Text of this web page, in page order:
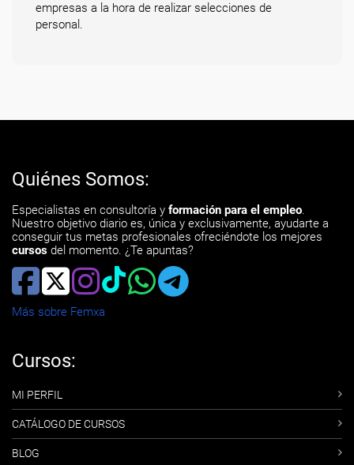
empresas a la hora de realizar selecciones de
personal.
Quiénes Somos:
Especialistas en consultoría y formación para el empleo.
Nuestro objetivo diario es, única y exclusivamente, ayudarte a
conseguir tus metas profesionales ofreciéndote los mejores
cursos del momento. ¿Te apuntas?
Más sobre Femxa
Cursos:
MI PERFIL
CATÁLOGO DE CURSOS
BLOG